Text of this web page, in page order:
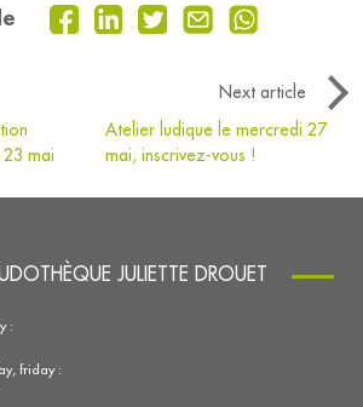
Next article
mai
Atelier ludique le mercredi 27
mai, inscrivez-vous !
JULIETTE DROUET
:
friday :